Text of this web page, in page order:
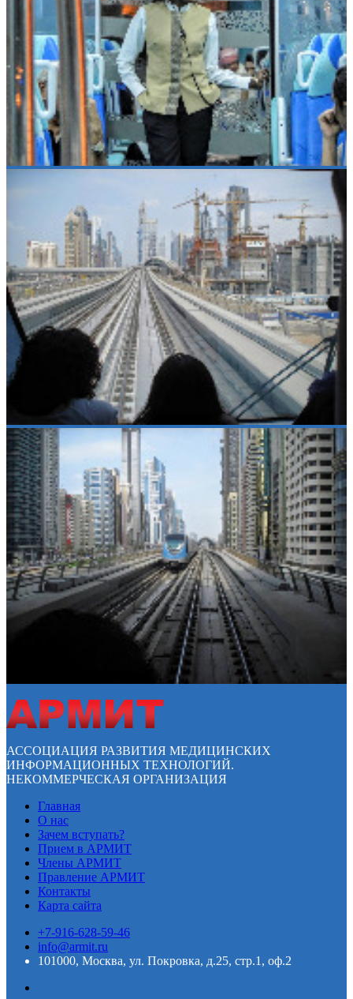
АССОЦИАЦИЯ РАЗВИТИЯ МЕДИЦИНСКИХ
ИНФОРМАЦИОННЫХ ТЕХНОЛОГИЙ.
НЕКОММЕРЧЕСКАЯ ОРГАНИЗАЦИЯ
Главная
О нас
Зачем вступать?
Прием в АРМИТ
Члены АРМИТ
Правление АРМИТ
Контакты
Карта сайта
+7-916-628-59-46
info@armit.ru
101000, Москва, ул. Покровка, д.25, стр.1, оф.2